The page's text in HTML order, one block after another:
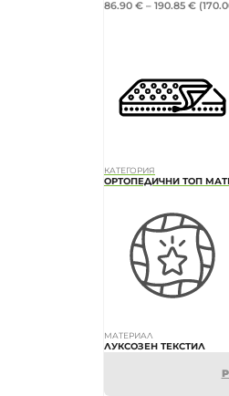
86.90 € – 190.85 €
КАТЕГОРИЯ
ОРТОПЕДИЧНИ ТОП
МАТЕРИАЛ
ЛУКСОЗЕН ТЕКСТИЛ